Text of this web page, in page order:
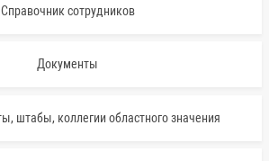
Справочник сотрудников
Документы
штабы, коллегии областного значения